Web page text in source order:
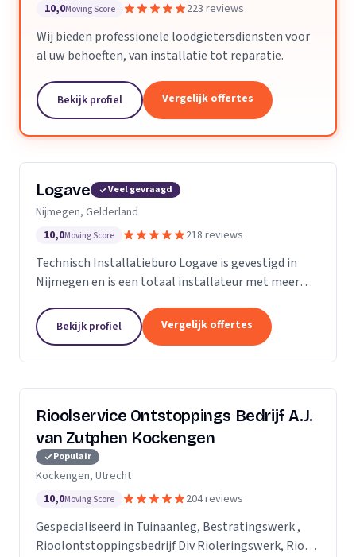
10,0Moving Score 223 reviews
Wij bieden professionele loodgietersdiensten voor
al uw behoeften, van installatie tot reparatie.
Bekijk profiel Vergelijk offertes
Logave Veel gevraagd
Nijmegen, Gelderland
10,0Moving Score 218 reviews
Technisch Installatieburo Logave is gevestigd in
Nijmegen en is een totaal installateur met meer
cv-combiketels, maar zijn gespecialiseerd in de...
Bekijk profiel Vergelijk offertes
Rioolservice Ontstoppings Bedrijf A.J.
van Zutphen Kockengen
Populair
Kockengen, Utrecht
10,0Moving Score 204 reviews
Gespecialiseerd in Tuinaanleg, Bestratingswerk ,
Rioolontstoppingsbedrijf Div Rioleringswerk, Riool